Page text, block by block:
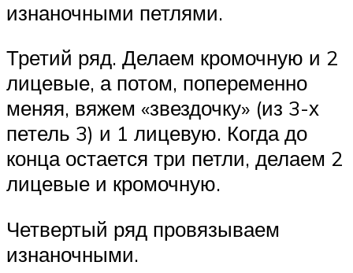
изнаночными петлями.
Третий ряд. Делаем кромочную и 2
лицевые, а потом, попеременно
меняя, вяжем «звездочку» (из 3-х
петель 3) и 1 лицевую. Когда до
конца остается три петли, делаем 2
лицевые и кромочную.
Четвертый ряд провязываем
изнаночными.